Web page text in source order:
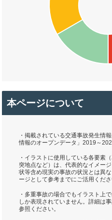
本ページについて
・掲載されている交通事故発生情
情報のオープンデータ」2019～
・イラストに使用している各要素
突地点など）は、代表的なイメー
状等含め現実の事故の状況とは異
ージとして参考までにご活用くださ
・多重事故の場合でもイラスト上
しか表現されていません。詳細は
参照ください。